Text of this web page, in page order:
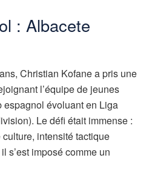
: Albacete
Christian Kofane a pris une
l’équipe de jeunes
espagnol évoluant en Liga
Le défi était immense :
intensité tactique
s’est imposé comme un